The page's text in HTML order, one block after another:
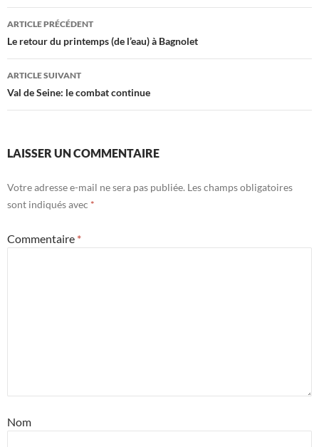
Navigation
des
articles
ARTICLE PRÉCÉDENT
Le retour du printemps (de l’eau) à Bagnolet
ARTICLE SUIVANT
Val de Seine: le combat continue
LAISSER UN COMMENTAIRE
Votre adresse e-mail ne sera pas publiée. Les champs obligatoires
sont indiqués avec *
Commentaire *
Nom